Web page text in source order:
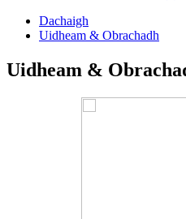
Dachaigh
Uidheam & Obrachadh
Uidheam &